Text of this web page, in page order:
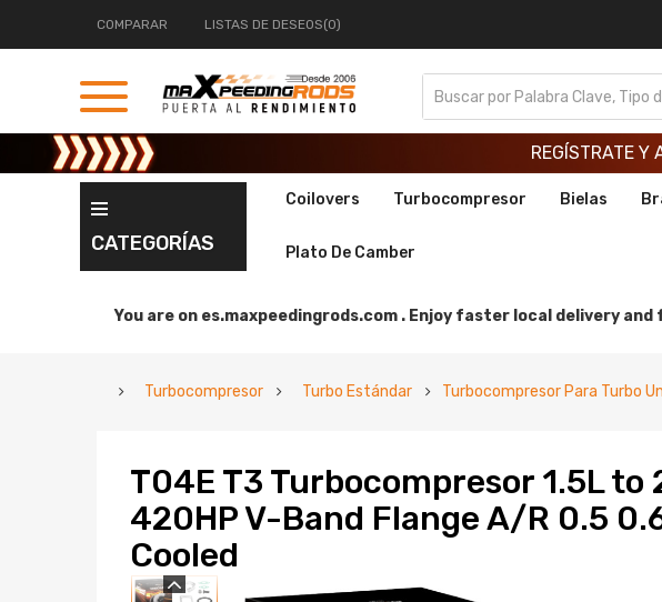
COMPARAR LISTAS DE DESEOS(0)
REGÍSTRATE Y
REGÍSTRATE Y
REGÍSTRATE Y
CATEGORÍAS
Coilovers Turbocompresor Bielas
Plato De Camber
You are on es.maxpeedingrods.com . Enjoy faster local delivery and
Turbocompresor Turbo Estándar Turbocompresor Para Turbo
T04E T3 Turbocompresor 1.5L to
420HP V-Band Flange A/R 0.5
Cooled